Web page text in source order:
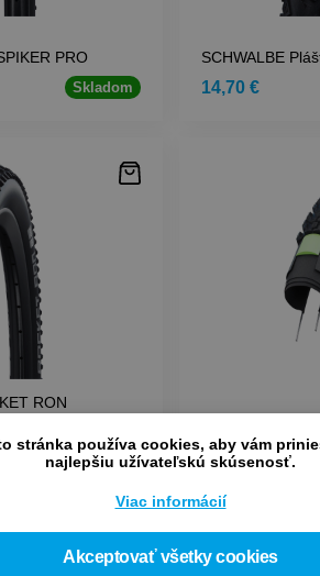
stránka používa cookies, aby vám
najlepšiu užívateľskú skúsenosť.
Viac informácií
Akceptovať všetky cookies
PRO
Skladom
SCHWALBE
14,70 €
RON
Skladom
SCHWALBE
44,90 €